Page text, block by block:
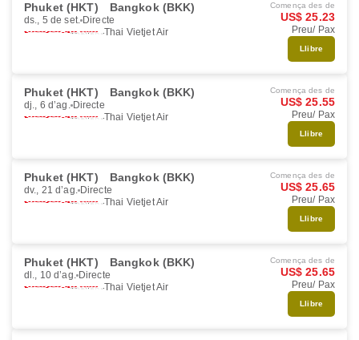
Phuket (HKT) Bangkok (BKK)
ds., 5 de set. Directe
Thai Vietjet Air
Comença des de
US$ 25.23
Preu/ Pax
Llibre
Phuket (HKT) Bangkok (BKK)
dj., 6 d’ag. Directe
Thai Vietjet Air
Comença des de
US$ 25.55
Preu/ Pax
Llibre
Phuket (HKT) Bangkok (BKK)
dv., 21 d’ag. Directe
Thai Vietjet Air
Comença des de
US$ 25.65
Preu/ Pax
Llibre
Phuket (HKT) Bangkok (BKK)
dl., 10 d’ag. Directe
Thai Vietjet Air
Comença des de
US$ 25.65
Preu/ Pax
Llibre